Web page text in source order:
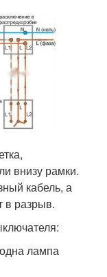
внизу рамки.
кабель, а
в разрыв.
лампа